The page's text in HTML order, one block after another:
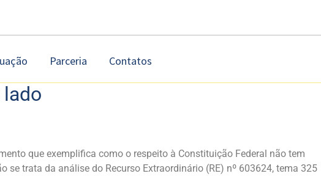
Parceria Contatos
lado
que exemplifica como o respeito à Constituição Federal não tem
trata da análise do Recurso Extraordinário (RE) nº 603624, tema 325